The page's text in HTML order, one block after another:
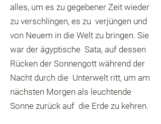
alles, um es zu gegebener Zeit wieder
zu verschlingen, es zu verjüngen und
von Neuem in die Welt zu bringen. Sie
war der ägyptische Sata, auf dessen
Rücken der Sonnengott während der
Nacht durch die Unterwelt ritt, um am
nächsten Morgen als leuchtende
Sonne zurück auf die Erde zu kehren.